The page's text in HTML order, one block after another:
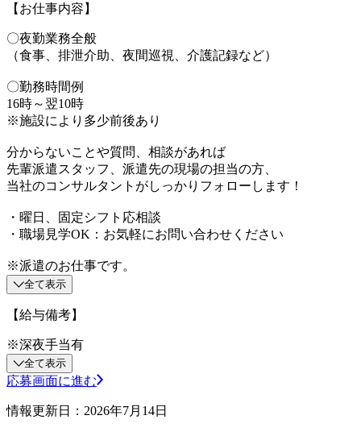
【お仕事内容】
〇夜勤業務全般
（食事、排泄介助、夜間巡視、介護記録など）
〇勤務時間例
16時～翌10時
※施設により多少前後あり
分からないことや質問、相談があれば
先輩派遣スタッフ、派遣先の現場の担当の方、
当社のコンサルタントがしっかりフォローします！
・曜日、固定シフト応相談
・職場見学OK：お気軽にお問い合わせください
※派遣のお仕事です。
全て表示
【給与備考】
※深夜手当有
全て表示
応募画面に進む
情報更新日：2026年7月14日